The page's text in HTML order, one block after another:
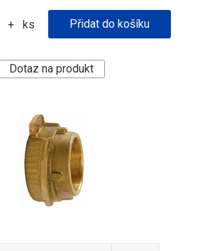
+ ks
Dotaz na produkt